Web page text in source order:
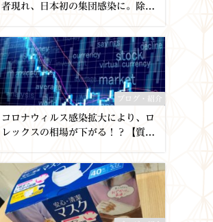
者現れ、日本初の集団感染に。除菌
い。【質屋かんてい局亀有】
ブログ・紹介
コロナウィルス感染拡大により、ロ
レックスの相場が下がる！？【質屋